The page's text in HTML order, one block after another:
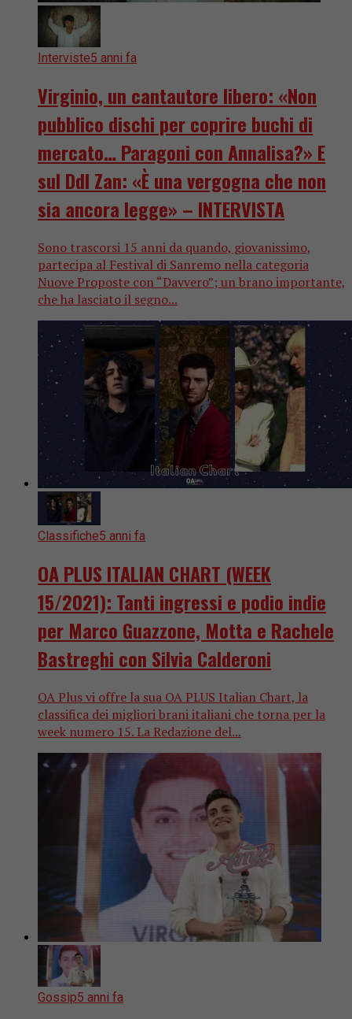
Interviste5 anni fa
Virginio, un cantautore libero: «Non
pubblico dischi per coprire buchi di
mercato… Paragoni con Annalisa?» E
sul Ddl Zan: «È una vergogna che non
sia ancora legge» – INTERVISTA
Sono trascorsi 15 anni da quando, giovanissimo,
partecipa al Festival di Sanremo nella categoria
Nuove Proposte con “Davvero”; un brano importante,
che ha lasciato il segno...
Classifiche5 anni fa
OA PLUS ITALIAN CHART (WEEK
15/2021): Tanti ingressi e podio indie
per Marco Guazzone, Motta e Rachele
Bastreghi con Silvia Calderoni
OA Plus vi offre la sua OA PLUS Italian Chart, la
classifica dei migliori brani italiani che torna per la
week numero 15. La Redazione del...
Gossip5 anni fa